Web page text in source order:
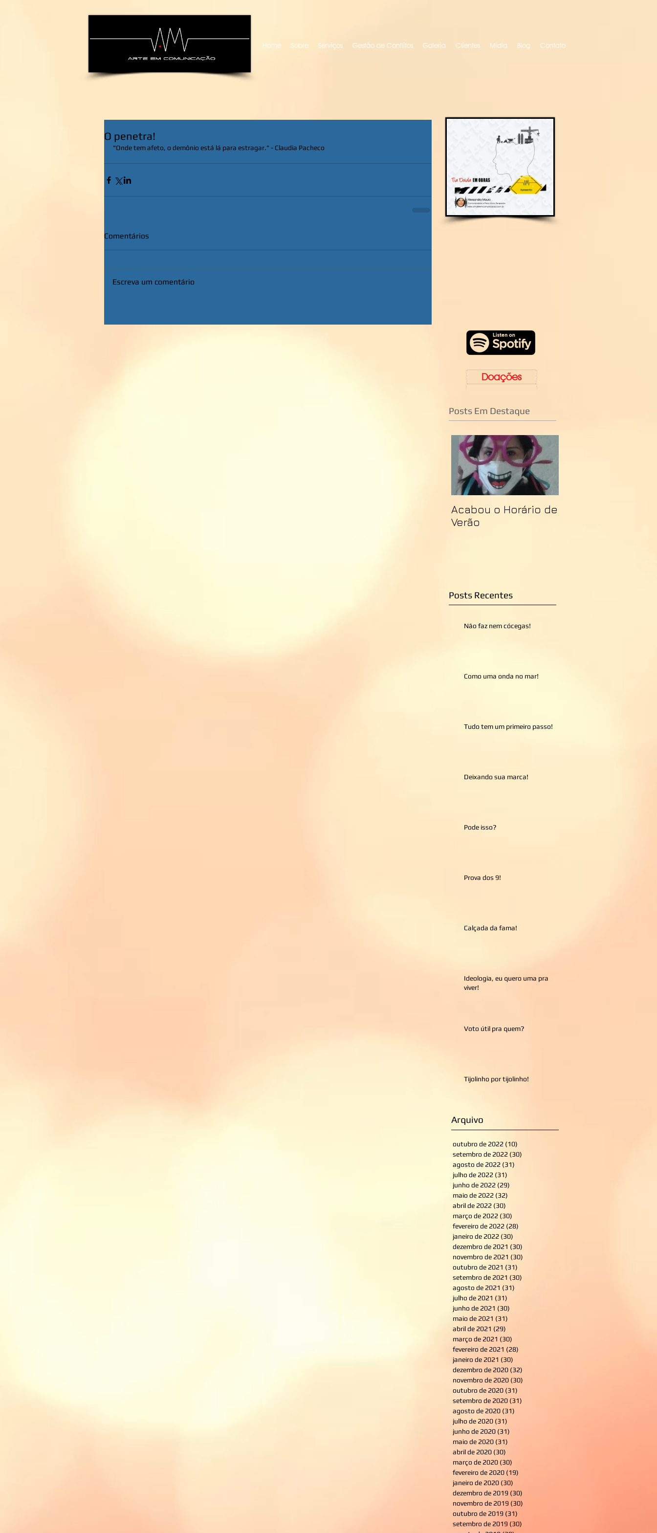
Home Sobre Serviços Gestão de Conflitos Galeria Clientes Mídia Blog Contato
O penetra!
"Onde tem afeto, o demônio está lá para estragar." - Claudia Pacheco
Comentários
Escreva um comentário
Doações
Posts Em Destaque
Acabou o Horário de
Verão
Posts Recentes
Não faz nem cócegas!
Como uma onda no mar!
Tudo tem um primeiro passo!
Deixando sua marca!
Pode isso?
Prova dos 9!
Calçada da fama!
Ideologia, eu quero uma pra
viver!
Voto útil pra quem?
Tijolinho por tijolinho!
Arquivo
outubro de 2022 (10)
setembro de 2022 (30)
agosto de 2022 (31)
julho de 2022 (31)
junho de 2022 (29)
maio de 2022 (32)
abril de 2022 (30)
março de 2022 (30)
fevereiro de 2022 (28)
janeiro de 2022 (30)
dezembro de 2021 (30)
novembro de 2021 (30)
outubro de 2021 (31)
setembro de 2021 (30)
agosto de 2021 (31)
julho de 2021 (31)
junho de 2021 (30)
maio de 2021 (31)
abril de 2021 (29)
março de 2021 (30)
fevereiro de 2021 (28)
janeiro de 2021 (30)
dezembro de 2020 (32)
novembro de 2020 (30)
outubro de 2020 (31)
setembro de 2020 (31)
agosto de 2020 (31)
julho de 2020 (31)
junho de 2020 (31)
maio de 2020 (31)
abril de 2020 (30)
março de 2020 (30)
fevereiro de 2020 (19)
janeiro de 2020 (30)
dezembro de 2019 (30)
novembro de 2019 (30)
outubro de 2019 (31)
setembro de 2019 (30)